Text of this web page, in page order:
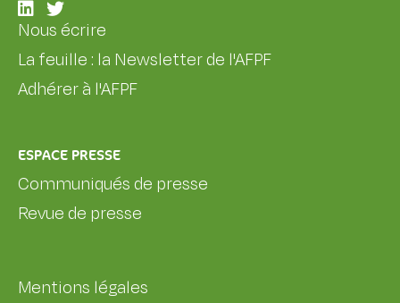
Nous écrire
La feuille : la Newsletter de l'AFPF
Adhérer à l'AFPF
ESPACE PRESSE
Communiqués de presse
Revue de presse
Mentions légales